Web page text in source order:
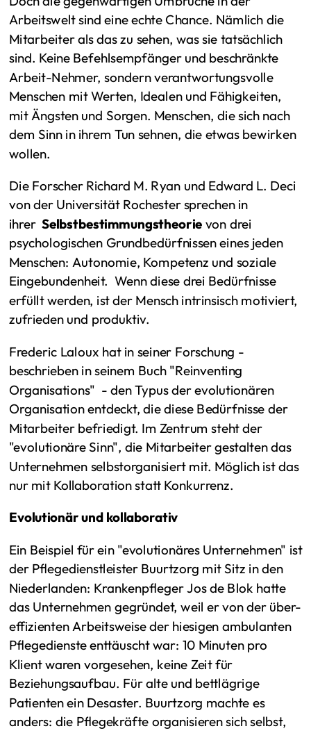
Arbeitswelt sind eine echte Chance. Nämlich die
Mitarbeiter als das zu sehen, was sie tatsächlich
sind. Keine Befehlsempfänger und beschränkte
Arbeit-Nehmer, sondern verantwortungsvolle
Menschen mit Werten, Idealen und Fähigkeiten,
mit Ängsten und Sorgen. Menschen, die sich nach
dem Sinn in ihrem Tun sehnen, die etwas bewirken
wollen.
Die Forscher Richard M. Ryan und Edward L. Deci
von der Universität Rochester sprechen in
ihrerSelbstbestimmungstheorie von drei
psychologischen Grundbedürfnissen eines jeden
Menschen: Autonomie, Kompetenz und soziale
Eingebundenheit. Wenn diese drei Bedürfnisse
erfüllt werden, ist der Mensch intrinsisch motiviert,
zufrieden und produktiv.
Frederic Laloux hat in seiner Forschung -
beschrieben in seinem Buch "Reinventing
Organisations" - den Typus der evolutionären
Organisation entdeckt, die diese Bedürfnisse der
Mitarbeiter befriedigt. Im Zentrum steht der
"evolutionäre Sinn", die Mitarbeiter gestalten das
Unternehmen selbstorganisiert mit. Möglich ist das
nur mit Kollaboration statt Konkurrenz.
Evolutionär und kollaborativ
Ein Beispiel für ein "evolutionäres Unternehmen" ist
der Pflegedienstleister Buurtzorg mit Sitz in den
Niederlanden: Krankenpfleger Jos de Blok hatte
das Unternehmen gegründet, weil er von der über-
effizienten Arbeitsweise der hiesigen ambulanten
Pflegedienste enttäuscht war: 10 Minuten pro
Klient waren vorgesehen, keine Zeit für
Beziehungsaufbau. Für alte und bettlägrige
Patienten ein Desaster. Buurtzorg machte es
anders: die Pflegekräfte organisieren sich selbst,